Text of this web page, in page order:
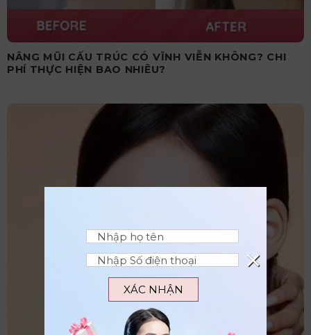
NÂNG MŨI CẤU TRÚC CÓ VĨNH VIỄN KHÔNG? CHI
PHÍ THỰC HIỆN BAO NHIÊU?
XÁC NHẬN
×